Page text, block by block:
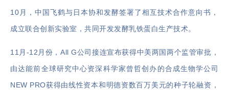
10月，中国飞鹤与日本协和发酵签署了相互技术合作意向书，
成立联合创新实验室，共同开发发酵乳铁蛋白生产技术。
11月-12月份，All G公司接连宣布获得中美两国两个监管审批，
由达能前全球研究中心资深科学家曾哲创办的合成生物学公司
NEW PRO获得由线性资本和明德资数百万美元的种子轮融资，